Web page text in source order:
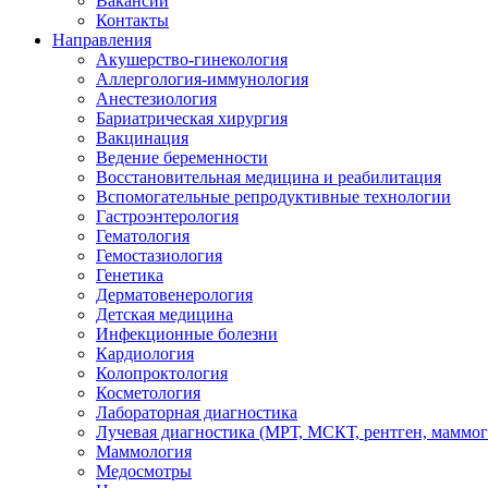
Контакты
Направления
Акушерство-гинекология
Аллергология-иммунология
Анестезиология
Бариатрическая хирургия
Вакцинация
Ведение беременности
Восстановительная медицина и реабилитация
Вспомогательные репродуктивные технологии
Гастроэнтерология
Гематология
Гемостазиология
Генетика
Дерматовенерология
Детская медицина
Инфекционные болезни
Кардиология
Колопроктология
Косметология
Лабораторная диагностика
Лучевая диагностика (МРТ, МСКТ, рентген,
Маммология
Медосмотры